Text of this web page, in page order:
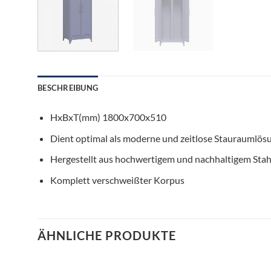
BESCHREIBUNG
HxBxT(mm) 1800x700x510
Dient optimal als moderne und zeitlose
Hergestellt aus hochwertigem und nachhaltigem
Komplett verschweißter Korpus
ÄHNLICHE PRODUKTE